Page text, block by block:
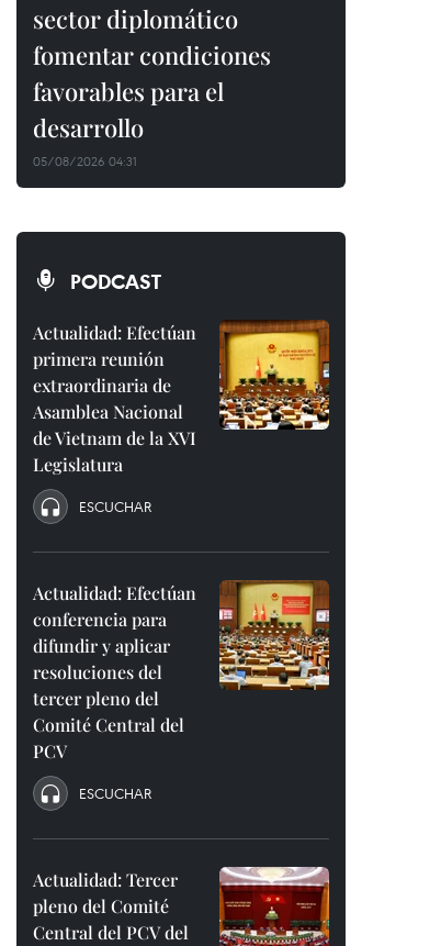
sector diplomático
fomentar condiciones
favorables para el
desarrollo
05/08/2026 04:31
PODCAST
Actualidad: Efectúan
primera reunión
extraordinaria de
Asamblea Nacional
de Vietnam de la XVI
Legislatura
ESCUCHAR
Actualidad: Efectúan
conferencia para
difundir y aplicar
resoluciones del
tercer pleno del
Comité Central del
PCV
ESCUCHAR
Actualidad: Tercer
pleno del Comité
Central del PCV del